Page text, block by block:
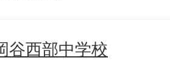
谷西部中学校